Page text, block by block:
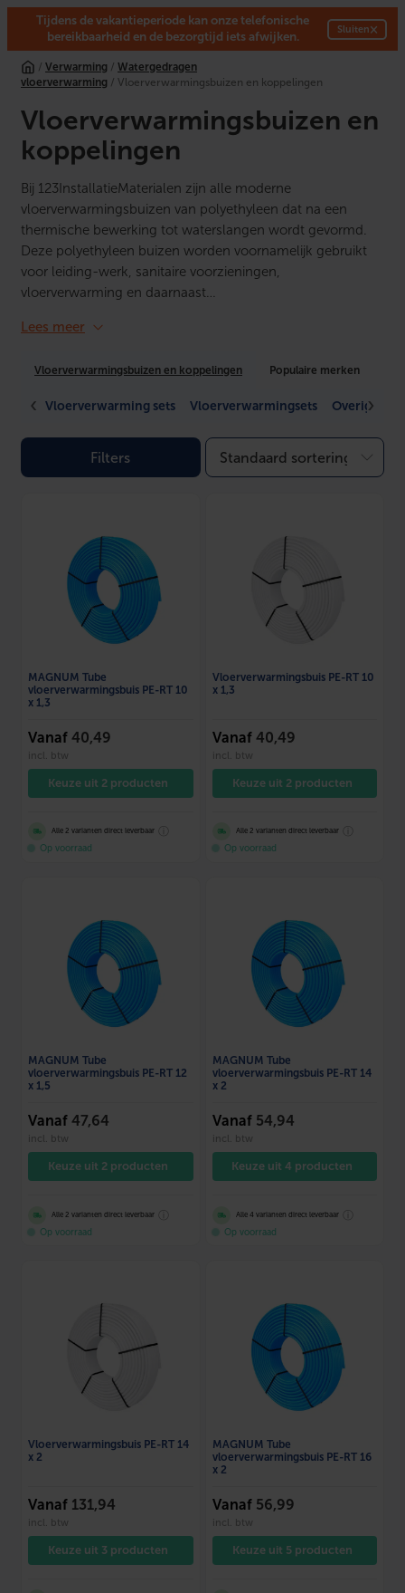
Tijdens de vakantieperiode kan onze telefonische
bereikbaarheid en de bezorgtijd iets afwijken.
Sluiten×
naar
de
/ Verwarming / Watergedragen
vloerverwarming / Vloerverwarmingsbuizen en koppelingen
Vloerverwarmingsbuizen en
koppelingen
Bij 123InstallatieMaterialen zijn alle moderne
vloerverwarmingsbuizen van polyethyleen dat na een
thermische bewerking tot waterslangen wordt gevormd.
Deze polyethyleen buizen worden voornamelijk gebruikt
voor leiding-werk, sanitaire voorzieningen,
vloerverwarming en daarnaast…
Lees meer
Vloerverwarmingsbuizen en koppelingen Populaire merken
Vloerverwarming sets Vloerverwarmingsets Overige
Filters
MAGNUM Tube
vloerverwarmingsbuis PE-RT 10
x 1,3
Vanaf 40,49
incl. btw
Keuze uit 2 producten
Alle 2 varianten direct leverbaar
Op voorraad
Vloerverwarmingsbuis PE-RT 10
x 1,3
Vanaf 40,49
incl. btw
Keuze uit 2 producten
Alle 2 varianten direct leverbaar
Op voorraad
MAGNUM Tube
vloerverwarmingsbuis PE-RT 12
x 1,5
Vanaf 47,64
incl. btw
Keuze uit 2 producten
Alle 2 varianten direct leverbaar
Op voorraad
MAGNUM Tube
vloerverwarmingsbuis PE-RT 14
x 2
Vanaf 54,94
incl. btw
Keuze uit 4 producten
Alle 4 varianten direct leverbaar
Op voorraad
Vloerverwarmingsbuis PE-RT 14
x 2
Vanaf 131,94
incl. btw
Keuze uit 3 producten
MAGNUM Tube
vloerverwarmingsbuis PE-RT 16
x 2
Vanaf 56,99
incl. btw
Keuze uit 5 producten